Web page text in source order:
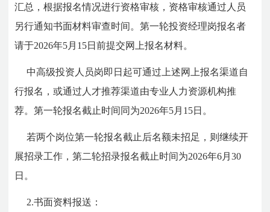
汇总，根据报名情况进行资格审核，资格审核通过人员
另行通知书面材料审查时间。第一轮投资经理岗报名者
请于2026年5月15日前提交网上报名材料。
中高级投资人员岗即日起可通过上述网上报名渠道自
行报名，或通过人才推荐渠道由专业人力资源机构推
荐。第一轮报名截止时间同为2026年5月15日。
若两个岗位第一轮报名截止后名额未招足，则继续开
展招录工作，第二轮招录报名截止时间为2026年6月30
日。
2.书面资料报送：